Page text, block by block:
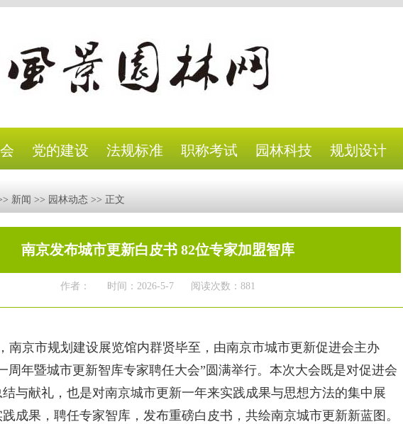
党的建设 法规标准 职称考试 园林科技 规划设计
新闻 >> 园林动态 >> 正文
南京发布城市更新白皮书 82位专家加盟智库
作者： 时间：2026-5-7 阅读次数：881
南京市规划建设展览馆内群贤毕至，由南京市城市更新促进会主办
周年暨城市更新智库专家聘任大会”圆满举行。本次大会既是对促进会
与献礼，也是对南京城市更新一年来实践成果与思想方法的集中展
成果，聘任专家智库，发布重磅白皮书，共绘南京城市更新新蓝图。